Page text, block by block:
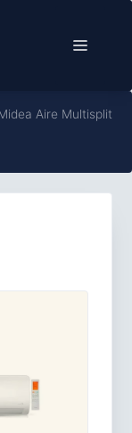
Menú
Aire Multisplit